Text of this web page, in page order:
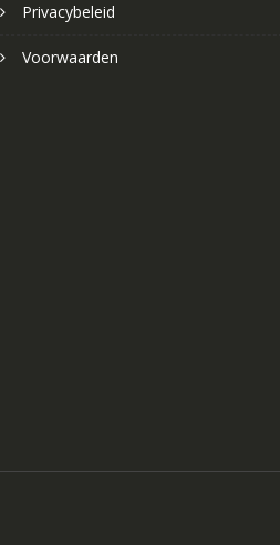
Privacybeleid
Voorwaarden